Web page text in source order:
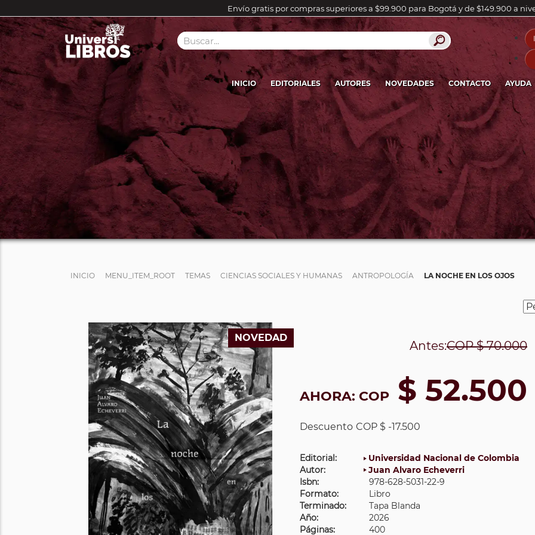
Envío gratis por compras superiores a $99.900 para Bogotá y de $149.900 a
INICIO EDITORIALES AUTORES NOVEDADES CONTACTO AYUDA
INICIO MENU_ITEM_ROOT TEMAS CIENCIAS SOCIALES Y HUMANAS ANTROPOLOGÍA LA NOCHE EN LOS OJOS
NOVEDAD
Antes:COP$ 70.000
AHORA: COP $ 52.500
Descuento COP $ -17.500
Editorial:
Universidad Nacional de Colombia
Autor:
Juan Alvaro Echeverri
Isbn:
978-628-5031-22-9
Formato:
Libro
Terminado:
Tapa Blanda
Año:
2026
Páginas:
400